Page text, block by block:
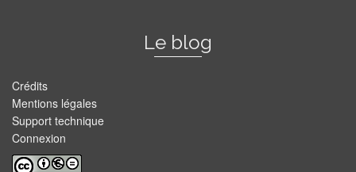
Le blog
Crédits
Mentions légales
Support technique
Connexion